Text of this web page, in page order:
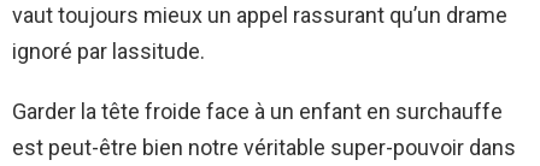
vaut toujours mieux un appel rassurant qu’un drame
ignoré par lassitude.
Garder la tête froide face à un enfant en surchauffe
est peut-être bien notre véritable super-pouvoir dans